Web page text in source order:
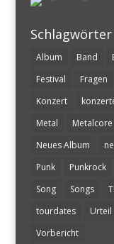
Schlagwörter
Album Band
Festival
Fragen
Konzert
Metal
Metalcore
Neues Album
Punk
Punkrock
Song
Songs
tourdates
Urteil
Vorbericht